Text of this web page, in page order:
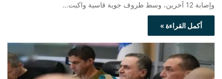
وإصابة 12 آخرين، وسط ظروف جوية قاسية واكبت…
أكمل القراءة »